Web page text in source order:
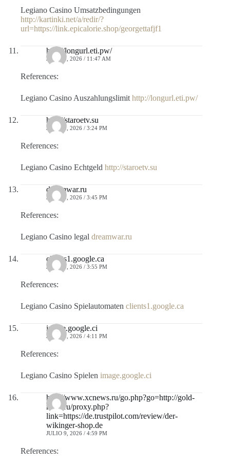
Legiano Casino Umsatzbedingungen
http://kartinki.net/a/redir/?
url=https://link.epicalorie.shop/georgettafjf1
http://longurl.eti.pw/
JULIO 9, 2026 / 11:47 AM
References:
Legiano Casino Auszahlungslimit http://longurl.eti.pw/
http://staroetv.su
JULIO 9, 2026 / 3:24 PM
References:
Legiano Casino Echtgeld http://staroetv.su
dreamwar.ru
JULIO 9, 2026 / 3:45 PM
References:
Legiano Casino legal dreamwar.ru
clients1.google.ca
JULIO 9, 2026 / 3:55 PM
References:
Legiano Casino Spielautomaten clients1.google.ca
image.google.ci
JULIO 9, 2026 / 4:11 PM
References:
Legiano Casino Spielen image.google.ci
http://www.xcnews.ru/go.php?go=http://gold-
meat.ru/proxy.php?
link=https://de.trustpilot.com/review/der-
wikinger-shop.de
JULIO 9, 2026 / 4:59 PM
References: